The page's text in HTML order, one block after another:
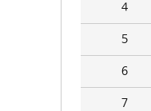
4
5
6
7